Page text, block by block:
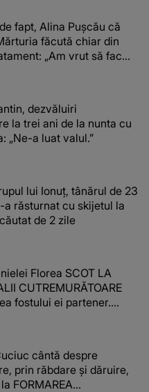
fapt, Alina Pușcău că
făcută chiar din
„Am vrut să fac
dezvăluiri
la trei ani de la nunta cu
„Ne-a luat valul.”
lui Ionuț, tânărul de 23
a răsturnat cu skijetul la
de 2 zile
Florea SCOT LA
CUTREMURĂTOARE
fostului ei partener.
în Italia și ascunsă în
" Îmi pare rău că nu am
mult pentru ea și..."
cântă despre
prin răbdare și dăruire,
FORMAREA